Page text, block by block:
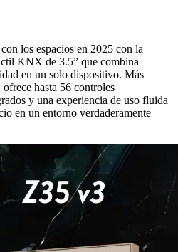
los espacios en 2025 con la
KNX de 3.5” que combina
en un solo dispositivo. Más
hasta 56 controles
y una experiencia de uso fluida
en un entorno verdaderamente